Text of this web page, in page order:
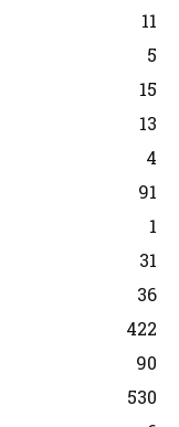
11
5
15
13
4
91
1
31
36
422
90
530